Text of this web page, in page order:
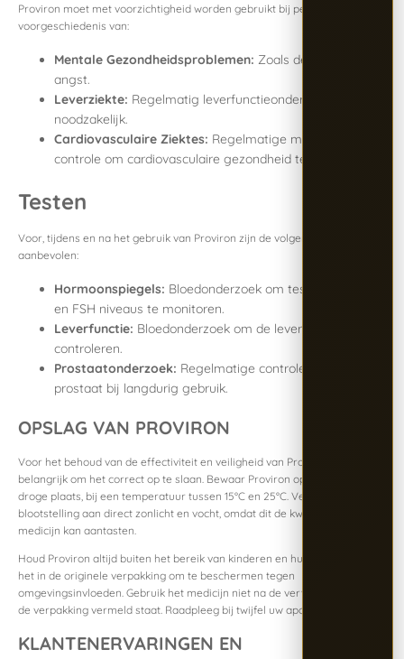
Proviron moet met voorzichtigheid worden gebruikt bij personen met een
voorgeschiedenis van:
Mentale Gezondheidsproblemen: Zoals depressie of
angst.
Leverziekte: Regelmatig leverfunctieonderzoek is
noodzakelijk.
Cardiovasculaire Ziektes: Regelmatige medische
controle om cardiovasculaire gezondheid te waarborgen.
Testen
Voor, tijdens en na het gebruik van Proviron zijn de volgende tests
aanbevolen:
Hormoonspiegels: Bloedonderzoek om testosteron, LH,
en FSH niveaus te monitoren.
Leverfunctie: Bloedonderzoek om de levergezondheid te
controleren.
Prostaatonderzoek: Regelmatige controle van de
prostaat bij langdurig gebruik.
OPSLAG VAN PROVIRON
Voor het behoud van de effectiviteit en veiligheid van Proviron is het
belangrijk om het correct op te slaan. Bewaar Proviron op een koele,
droge plaats, bij een temperatuur tussen 15°C en 25°C. Vermijd
blootstelling aan direct zonlicht en vocht, omdat dit de kwaliteit van het
medicijn kan aantasten.
Houd Proviron altijd buiten het bereik van kinderen en huisdieren. Laat
het in de originele verpakking om te beschermen tegen
omgevingsinvloeden. Gebruik het medicijn niet na de vervaldatum die op
de verpakking vermeld staat. Raadpleeg bij twijfel uw apotheker.
KLANTENERVARINGEN EN